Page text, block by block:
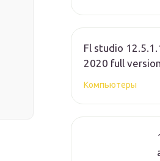
Fl studio
2020 full version
Компьютеры